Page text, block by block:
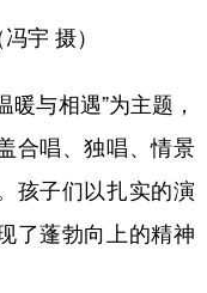
宇 摄）
与相遇”为主题，
合唱、独唱、情景
孩子们以扎实的演
了蓬勃向上的精神